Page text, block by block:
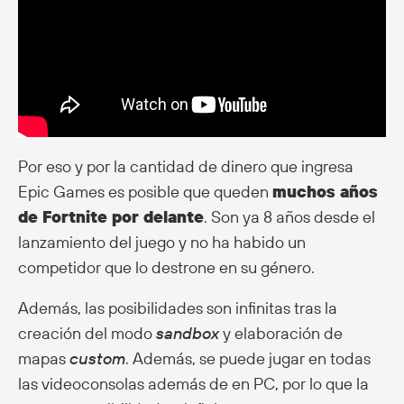
Por eso y por la cantidad de dinero que ingresa
Epic Games es posible que queden muchos años
de Fortnite por delante. Son ya 8 años desde el
lanzamiento del juego y no ha habido un
competidor que lo destrone en su género.
Además, las posibilidades son infinitas tras la
creación del modosandboxy elaboración de
mapascustom. Además, se puede jugar en todas
las videoconsolas además de en PC, por lo que la